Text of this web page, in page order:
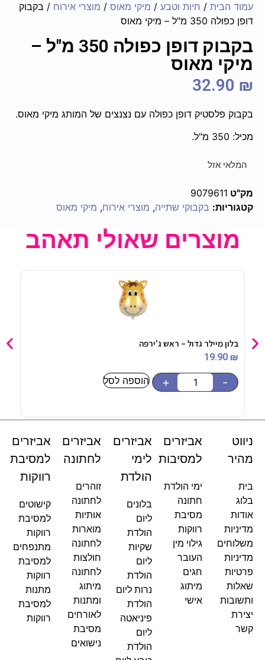
עמוד הבית / חיות וטבע / מיקי מאוס / מוצרי אירוח / בקבוק
דופן כפולה 350 מ"ל – מיקי מאוס
בקבוק דופן כפולה 350 מ"ל –
מיקי מאוס
32.90 ₪
בקבוק פלסטיק דופן כפולה עם נצנצים של המותג מיקי מאוס.
מכיל: 350 מ"ל.
המלאי אזל
מק"ט 9079611
קטגוריות: בקבוקי שתייה, מוצרי אירוח, מיקי מאוס
מוצרים שאולי תאהב
בלון מיילר גדול – ראש ג'ירפה
19.90 ₪
-
+ הוספה לסל
בלון
ניווט
מהיר
בית
בלוג
אודות
מדיניות
משלוחים
מדיניות
פרטיות
שאלות
ותשובות
יצירת
קשר
אביזרים
למסיבות
ימי הולדת
חתונה
מסיבת
רווקות
גילוי מין
העובר
חגים
מיתוג
אישי
אביזרים
לימי
הולדת
בלונים
ליום
הולדת
שקיות
ליום
הולדת
נרות ליום
הולדת
פיניאטה
ליום
הולדת
אביזרים
לחתונה
זוהרים
לחתונה
אותיות
מוארות
לחתונה
חולצות
לחתונה
מיתוג
ומתנות
לאורחים
מסיבת
נישואים
אביזרים
למסיבת
רווקות
קישוטים
למסיבת
רווקות
מתנפחים
למסיבת
רווקות
מתנות
למסיבת
רווקות